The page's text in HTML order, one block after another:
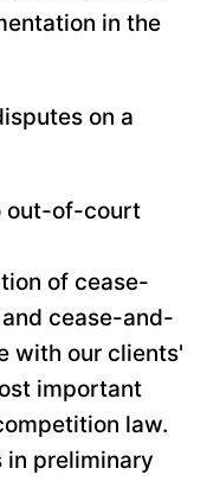
in the
on a
out-of-court
of cease-
cease-and-
with our clients'
important
law.
in preliminary